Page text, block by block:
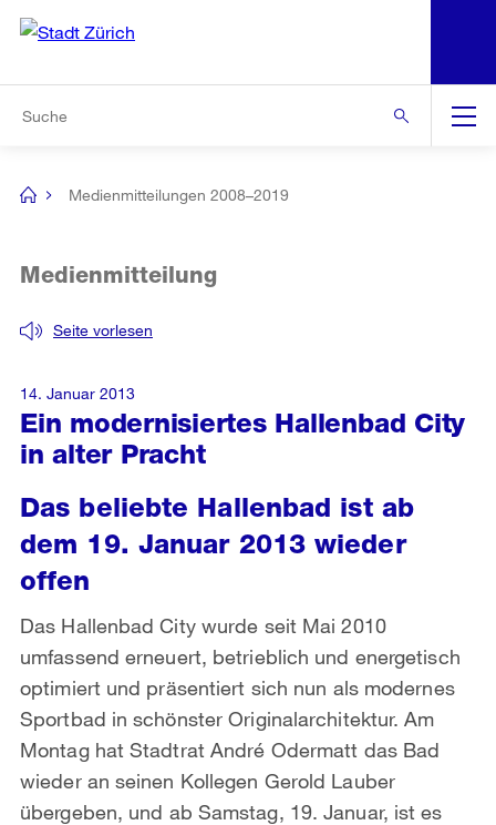
Navigation
[no
Medienmitteilungen 2008–2019
Ein modernisiertes Hallenbad City
in alter Pracht
Seite vorlesen
Medienmitteilung
Das beliebte Hallenbad ist ab
dem 19. Januar 2013 wieder
offen
Das Hallenbad City wurde seit Mai 2010
umfassend erneuert, betrieblich und energetisch
optimiert und präsentiert sich nun als modernes
Sportbad in schönster Originalarchitektur. Am
Montag hat Stadtrat André Odermatt das Bad
wieder an seinen Kollegen Gerold Lauber
übergeben, und ab Samstag, 19. Januar, ist es
14. Januar 2013